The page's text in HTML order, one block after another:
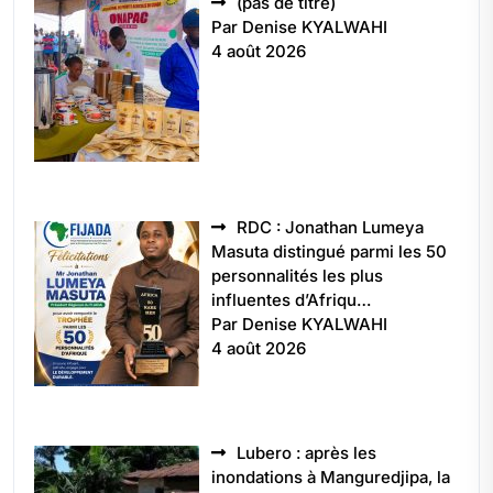
5496
Par Denise KYALWAHI
4 août 2026
RDC : Jonathan Lumeya
Masuta distingué parmi les 50
personnalités les plus
influentes d’Afriqu…
Par Denise KYALWAHI
4 août 2026
Lubero : après les
inondations à Manguredjipa, la